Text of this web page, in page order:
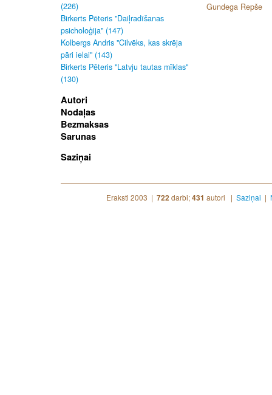
(226)
Birkerts Pēteris "Daiļradīšanas
psicholoģija" (147)
Kolbergs Andris "Cilvēks, kas skrēja
pāri ielai" (143)
Birkerts Pēteris "Latvju tautas mīklas"
(130)
Autori
Nodaļas
Bezmaksas
Sarunas
Saziņai
Gundega Repše
Eraksti 2003 | 722 darbi;431 autori | Saziņai |